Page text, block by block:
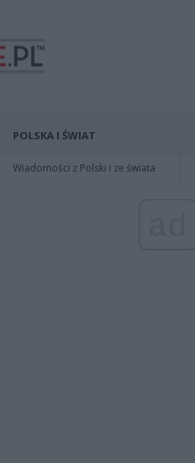
POLSKA I ŚWIAT
Wiadomości z Polski i ze świata